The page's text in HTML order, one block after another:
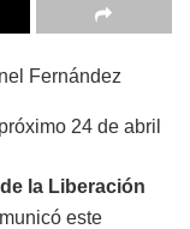
Fernández
24 de abril
la Liberación
este